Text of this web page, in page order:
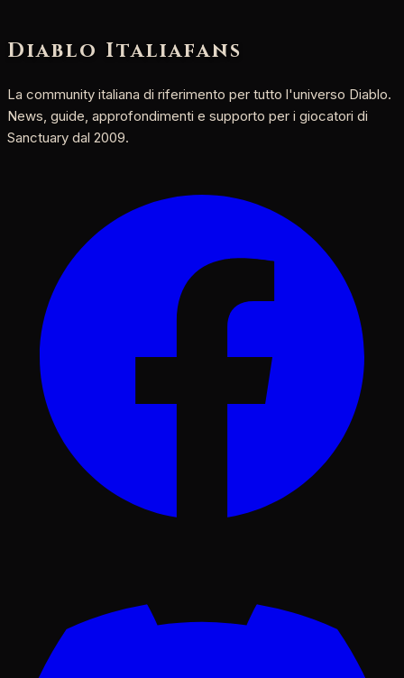
Diablo Italiafans
La community italiana di riferimento per tutto l'universo Diablo.
News, guide, approfondimenti e supporto per i giocatori di
Sanctuary dal 2009.